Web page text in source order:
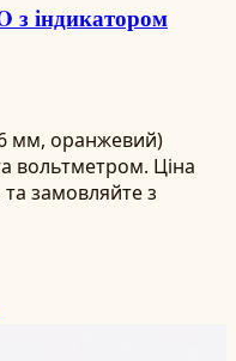
з індикатором
мм, оранжевий)
вольтметром. Ціна
замовляйте з